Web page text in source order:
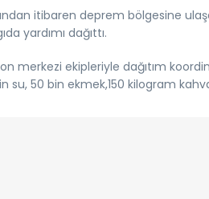
itibaren deprem bölgesine
yardımı dağıttı.
merkezi ekipleriyle dağıtım
su, 50 bin ekmek,150 kilogram